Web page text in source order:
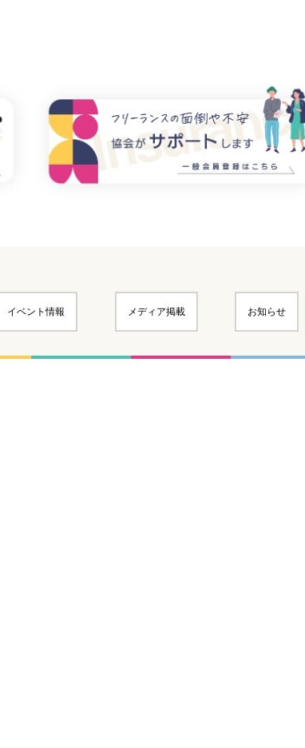
イベント情報 メディア掲載 お知らせ